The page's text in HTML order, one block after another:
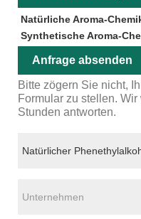
Natürliche Aroma-
Synthetische Aroma-
Anfrage absenden
Bitte zögern Sie nicht,
Formular zu stellen.
Stunden antworten.